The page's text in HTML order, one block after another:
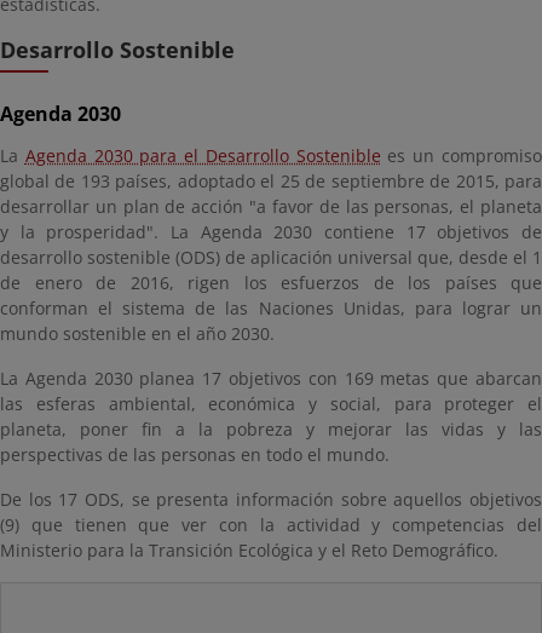
estadísticas.
Desarrollo Sostenible
Agenda 2030
La Agenda 2030 para el Desarrollo Sostenible es un compromiso
global de 193 países, adoptado el 25 de septiembre de 2015, para
desarrollar un plan de acción "a favor de las personas, el planeta
y la prosperidad". La Agenda 2030 contiene 17 objetivos de
desarrollo sostenible (ODS) de aplicación universal que, desde el 1
de enero de 2016, rigen los esfuerzos de los países que
conforman el sistema de las Naciones Unidas, para lograr un
mundo sostenible en el año 2030.
La Agenda 2030 planea 17 objetivos con 169 metas que abarcan
las esferas ambiental, económica y social, para proteger el
planeta, poner fin a la pobreza y mejorar las vidas y las
perspectivas de las personas en todo el mundo.
De los 17 ODS, se presenta información sobre aquellos objetivos
(9) que tienen que ver con la actividad y competencias del
Ministerio para la Transición Ecológica y el Reto Demográfico.